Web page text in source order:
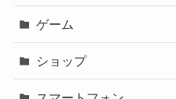
ゲーム
ショップ